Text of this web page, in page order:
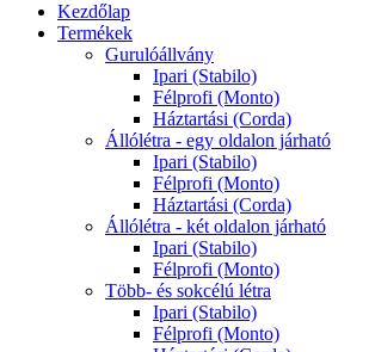
Kezdőlap
Termékek
Gurulóállvány
Ipari (Stabilo)
Félprofi (Monto)
Háztartási (Corda)
Állólétra - egy oldalon járható
Ipari (Stabilo)
Félprofi (Monto)
Háztartási (Corda)
Állólétra - két oldalon járható
Ipari (Stabilo)
Félprofi (Monto)
Több- és sokcélú létra
Ipari (Stabilo)
Félprofi (Monto)